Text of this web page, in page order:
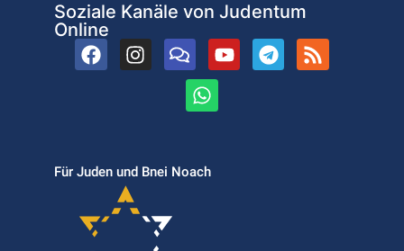
Soziale Kanäle von Judentum
Online
Für Juden und Bnei Noach